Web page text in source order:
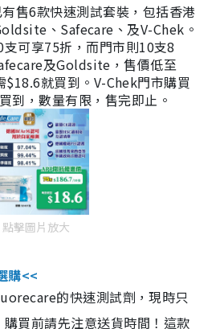
售6款快速測試套裝，包括香港
、Safecare、及V-Chek。
可享75折，而門市則10支8
及Goldsite，售價低至
就買到。V-Chek門市購買
到，數量有限，售完即止。
點擊圖片放大
購<<
的快速測試劑，現時只
買前請先注意送貨時間！這款